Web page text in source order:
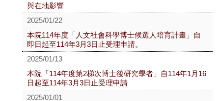
與在地影響
2025/01/22
本院114年度「人文社會科學博士候選人培育計畫」自
即日起至114年3月3日止受理申請。
2025/01/13
本院「114年度第2梯次博士後研究學者」自114年1月16
日起至114年3月3日止受理申請
2025/01/01